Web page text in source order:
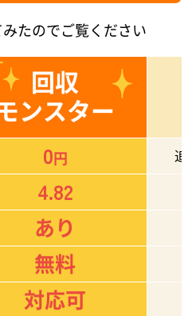
たのでご覧ください
回収
ンスター
0円
追
4.82
あり
無料
対応可